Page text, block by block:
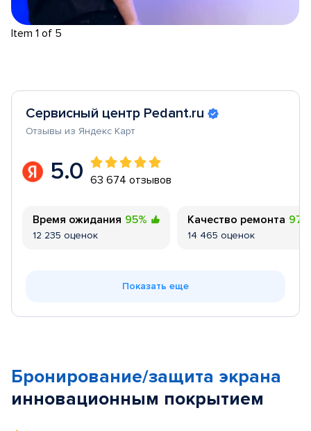
Item 1 of 5
Сервисный центр Pedant.ru
Отзывы из Яндекс Карт
5.0 63 674 отзывов
Время ожидания 95%
12 235 оценок
Качество ремонта 97%
14 465 оценок
Показать еще
Бронирование/защита экрана
инновационным покрытием